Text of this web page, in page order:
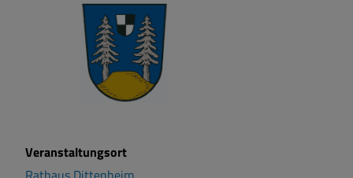
Veranstaltungsort